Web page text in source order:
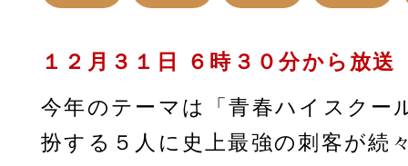
１２月３１日 ６時３０分から放送
今年のテーマは「青春ハイスクー
扮する５人に史上最強の刺客が続